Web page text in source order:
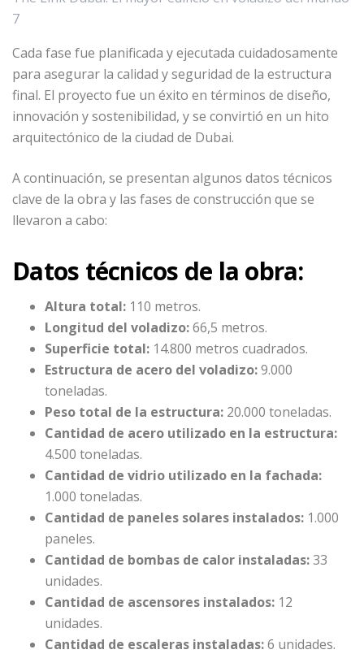
7
Cada fase fue planificada y ejecutada cuidadosamente
para asegurar la calidad y seguridad de la estructura
final. El proyecto fue un éxito en términos de diseño,
innovación y sostenibilidad, y se convirtió en un hito
arquitectónico de la ciudad de Dubai.
A continuación, se presentan algunos datos técnicos
clave de la obra y las fases de construcción que se
llevaron a cabo:
Datos técnicos de la obra:
Altura total: 110 metros.
Longitud del voladizo:66,5 metros.
Superficie total: 14.800 metros cuadrados.
Estructura de acero del voladizo:9.000
toneladas.
Peso total de la estructura: 20.000 toneladas.
Cantidad de acero utilizado en la estructura:
4.500 toneladas.
Cantidad de vidrio utilizado en la fachada:
1.000 toneladas.
Cantidad de paneles solares instalados: 1.000
paneles.
Cantidad de bombas de calor instaladas:33
unidades.
Cantidad de ascensores instalados: 12
unidades.
Cantidad de escaleras instaladas:6 unidades.